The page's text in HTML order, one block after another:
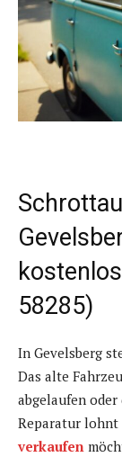
58285)
In Gevelsberg
Das alte
abgelaufen
Reparatur lohnt
verkaufen